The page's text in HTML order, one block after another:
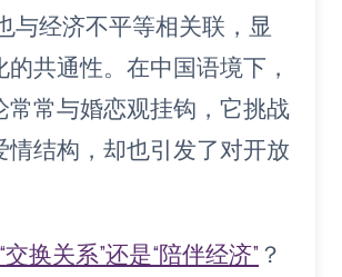
与经济不平等相关联，显
的共通性。在中国语境下，
常常与婚恋观挂钩，它挑战
情结构，却也引发了对开放
换关系”还是“陪伴经济” ？